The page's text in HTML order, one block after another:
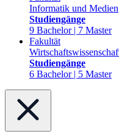
Informatik und Medien
Studiengänge
9 Bachelor | 7 Master
Fakultät
Studiengänge
6 Bachelor | 5 Master